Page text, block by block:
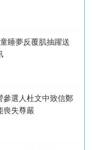
睡夢反覆肌抽躍送
選人杜文中致信鄭
喪失尊嚴